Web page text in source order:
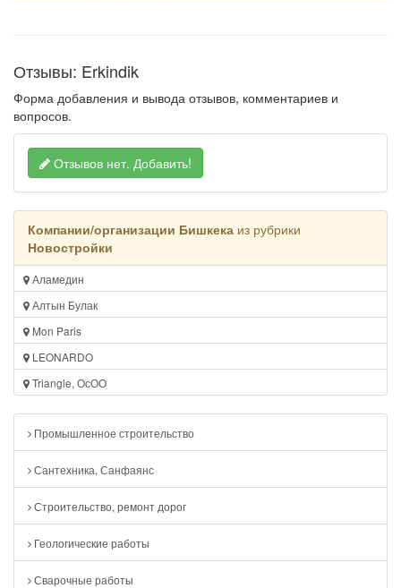
Отзывы: Erkindik
Форма добавления и вывода отзывов, комментариев и
вопросов.
Отзывов нет. Добавить!
Компании/организации Бишкека из рубрики
Новостройки
Аламедин
Алтын Булак
Mon Paris
LEONARDO
Triangle, ОсОО
Промышленное строительство
Сантехника, Санфаянс
Строительство, ремонт дорог
Геологические работы
Сварочные работы